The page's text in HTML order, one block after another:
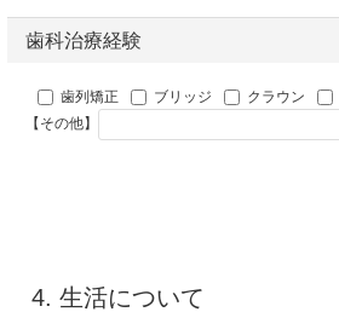
歯科治療経験
歯列矯正 ブリッジ クラウン
【その他】
4. 生活について